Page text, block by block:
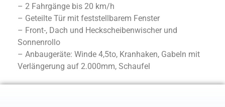
– 2 Fahrgänge bis 20 km/h
– Geteilte Tür mit feststellbarem Fenster
– Front-, Dach und Heckscheibenwischer und
Sonnenrollo
– Anbaugeräte: Winde 4,5to, Kranhaken, Gabeln mit
Verlängerung auf 2.000mm, Schaufel